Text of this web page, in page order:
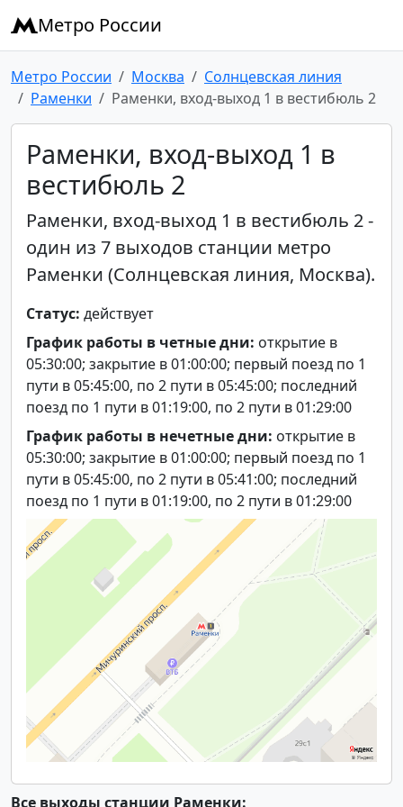
Метро России
Метро России Москва
Солнцевская линия
Раменки
Раменки, вход-выход 1 в вестибюль 2
Раменки, вход-выход 1 в
вестибюль 2
Раменки, вход-выход 1 в вестибюль 2 -
один из 7 выходов станции метро
Раменки (Солнцевская линия, Москва).
Статус: действует
График работы в четные дни: открытие в
05:30:00; закрытие в 01:00:00; первый поезд по 1
пути в 05:45:00, по 2 пути в 05:45:00; последний
поезд по 1 пути в 01:19:00, по 2 пути в 01:29:00
График работы в нечетные дни: открытие в
05:30:00; закрытие в 01:00:00; первый поезд по 1
пути в 05:45:00, по 2 пути в 05:41:00; последний
поезд по 1 пути в 01:19:00, по 2 пути в 01:29:00
Все выходы станции Раменки: